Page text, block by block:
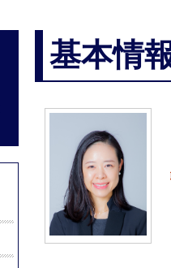
基本情